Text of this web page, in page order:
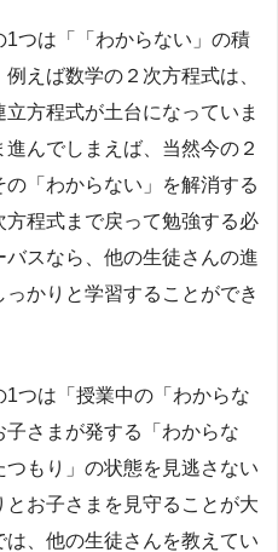
つは「「わからない」の積
えば数学の２次方程式は、
方程式が土台になっていま
んでしまえば、当然今の２
「わからない」を解消する
程式まで戻って勉強する必
スなら、他の生徒さんの進
かりと学習することができ
つは「授業中の「わからな
さまが発する「わからな
もり」の状態を見逃さない
お子さまを見守ることが大
、他の生徒さんを教えてい